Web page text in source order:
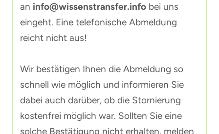
an info@wissenstransfer.info bei uns
eingeht. Eine telefonische Abmeldung
reicht nicht aus!
Wir bestätigen Ihnen die Abmeldung so
schnell wie möglich und informieren Sie
dabei auch darüber, ob die Stornierung
kostenfrei möglich war. Sollten Sie eine
solche Bestätigung nicht erhalten, melden